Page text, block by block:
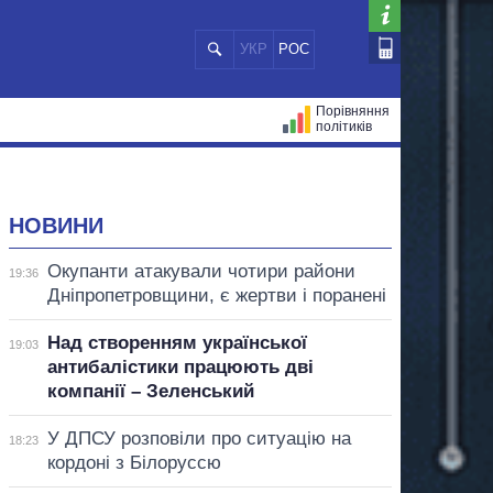
УКР РОС
Порівняння
політиків
НОВИНИ
19:36
Окупанти атакували чотири райони
Дніпропетровщини, є жертви і поранені
19:03
Над створенням української
антибалістики працюють дві
компанії – Зеленський
18:23
У ДПСУ розповіли про ситуацію на
кордоні з Білоруссю